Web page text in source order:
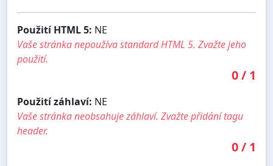
Použití HTML 5: NE
Vaše stránka nepoužíva standard HTML 5. Zvažte jeho
použití.
0/ 1
Použití záhlaví: NE
Vaše stránka neobsahuje záhlaví. Zvažte přidání tagu
header.
0/ 1